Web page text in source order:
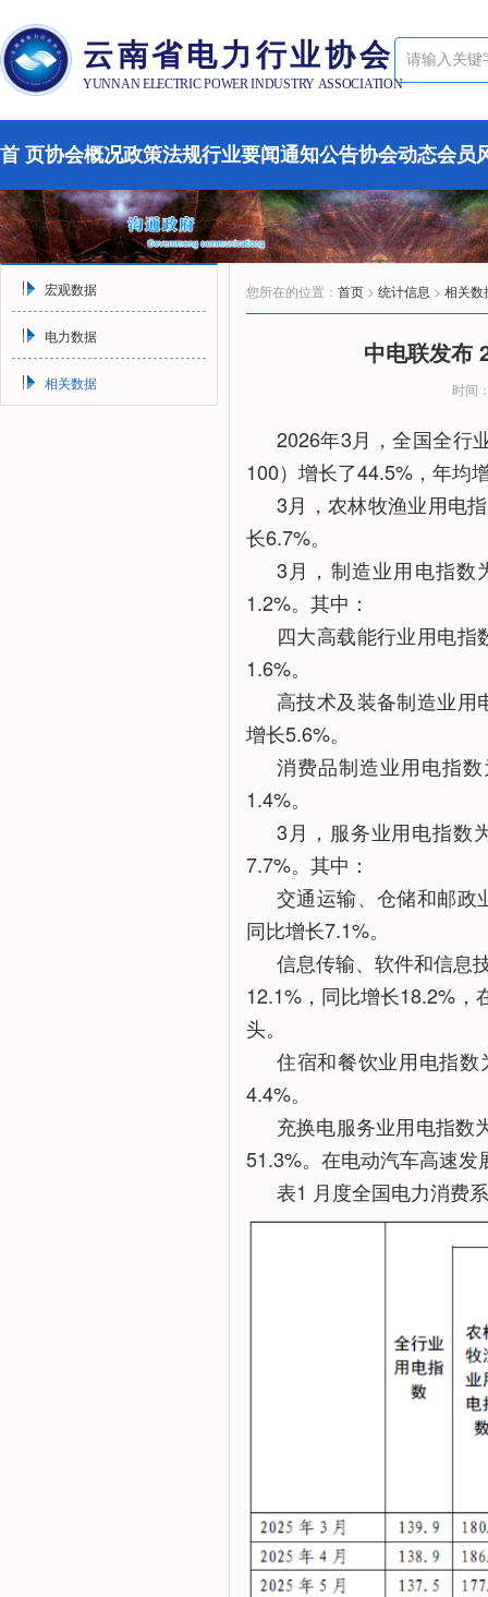
云南省电力行业协会
YUNNAN ELECTRIC POWER INDUSTRY ASSOCIATION
首 页协会概况政策法规行业要闻通知公告协会动态会员
宏观数据
电力数据
相关数据
您所在的位置： 首页 > 统计信息 > 相关数
中电联发布
时间
2026年3月，全国全行
100）增长了44.5%，年均
3月，农林牧渔业用电
长6.7%。
3月，制造业用电指数
1.2%。其中：
四大高载能行业用电指
1.6%。
高技术及装备制造业用
增长5.6%。
消费品制造业用电指
1.4%。
3月，服务业用电指数
7.7%。其中：
交通运输、仓储和邮政
同比增长7.1%。
信息传输、软件和信息
12.1%，同比增长18.2%，
头。
住宿和餐饮业用电指
4.4%。
充换电服务业用电指数
51.3%。在电动汽车高速
表1 月度全国电力消费